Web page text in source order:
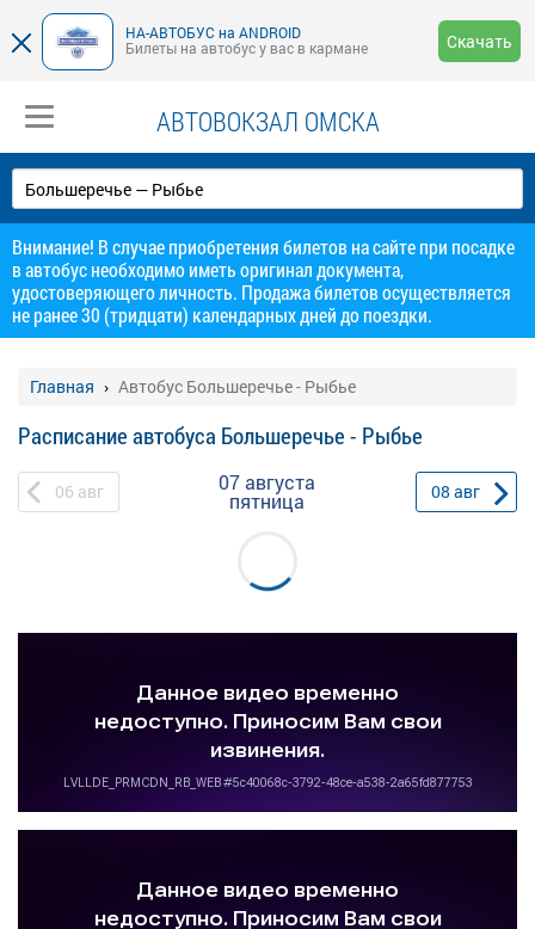
НА-АВТОБУС на ANDROID
Билеты на автобус у вас в кармане
Скачать
АВТОВОКЗАЛ ОМСКА
Внимание! В случае приобретения билетов на сайте при посадке
в автобус необходимо иметь оригинал документа,
удостоверяющего личность. Продажа билетов осуществляется
не ранее 30 (тридцати) календарных дней до поездки.
Главная Автобус Большеречье - Рыбье
Расписание автобуса Большеречье - Рыбье
06 авг 07 августа
пятница 08 авг